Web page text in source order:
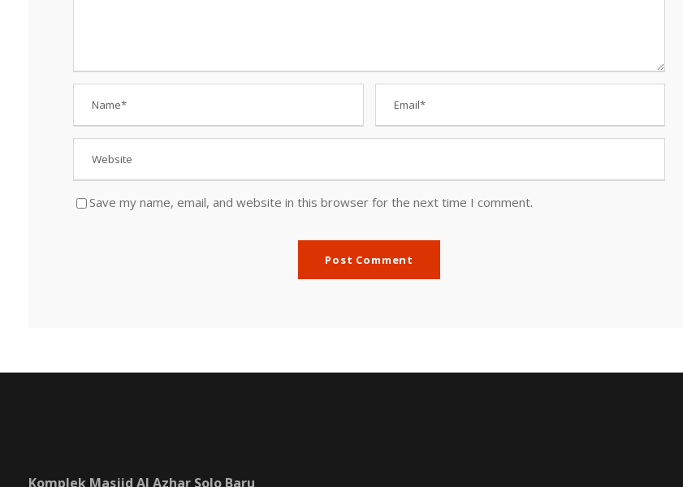
Save my name, email, and website in this browser for the next time I comment.
Komplek Masjid Al Azhar Solo Baru